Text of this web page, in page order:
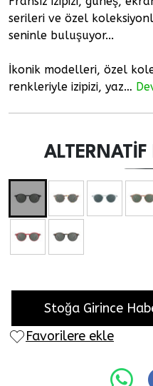
serileri ve özel
seninle buluşuyor...
İkonik modelleri, özel
renkleriyle izipizi, yaz…
Stoğa Girince
Favorilere ekle